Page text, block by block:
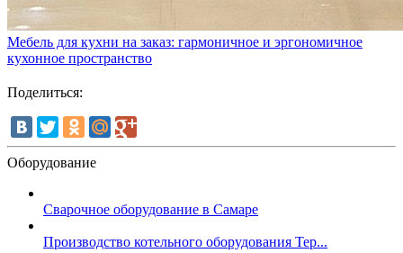
Мебель для кухни на заказ: гармоничное и эргономичное
кухонное пространство
Поделиться:
Оборудование
Сварочное оборудование в Самаре
Производство котельного оборудования Тер...